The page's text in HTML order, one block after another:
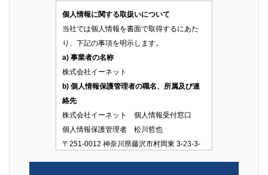
個人情報に関する取扱いについて
当社では個人情報を書面で取得するにあた
り、下記の事項を明示します。
a) 事業者の名称
株式会社イーネット
b) 個人情報保護管理者の職名、所属及び連
絡先
株式会社イーネット 個人情報受付窓口
個人情報保護管理者 松川哲也
〒251-0012 神奈川県藤沢市村岡東 3-23-3-